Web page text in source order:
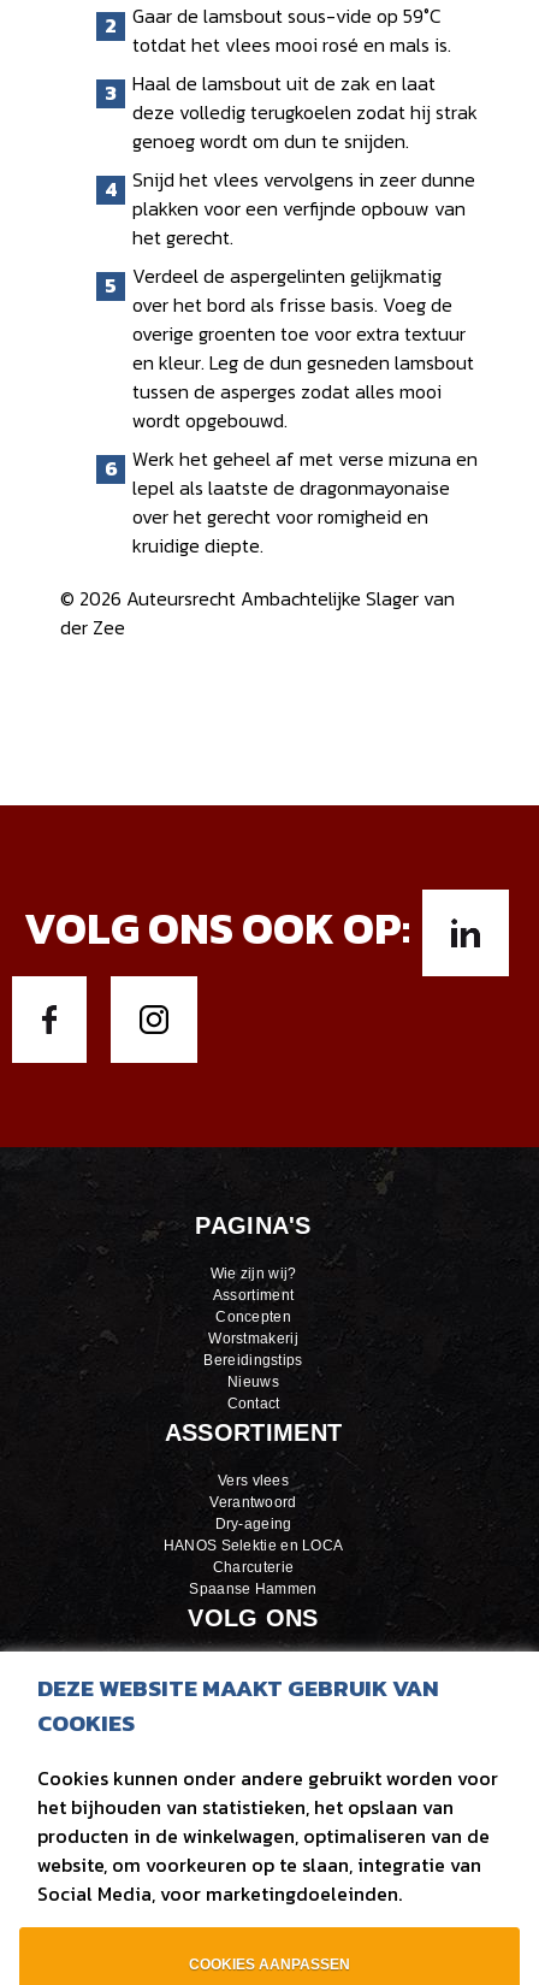
Gaar de lamsbout sous-vide op 59°C
totdat het vlees mooi rosé en mals is.
Haal de lamsbout uit de zak en laat
deze volledig terugkoelen zodat hij strak
genoeg wordt om dun te snijden.
Snijd het vlees vervolgens in zeer dunne
plakken voor een verfijnde opbouw van
het gerecht.
Verdeel de aspergelinten gelijkmatig
over het bord als frisse basis. Voeg de
overige groenten toe voor extra textuur
en kleur. Leg de dun gesneden lamsbout
tussen de asperges zodat alles mooi
wordt opgebouwd.
Werk het geheel af met verse mizuna en
lepel als laatste de dragonmayonaise
over het gerecht voor romigheid en
kruidige diepte.
© 2026 Auteursrecht Ambachtelijke Slager van
der Zee
VOLG ONS OOK OP:
PAGINA'S
Wie zijn wij?
Assortiment
Concepten
Worstmakerij
Bereidingstips
Nieuws
Contact
ASSORTIMENT
Vers vlees
Verantwoord
Dry-ageing
HANOS Selektie en LOCA
Charcuterie
Spaanse Hammen
VOLG ONS
OVER ONS
Over Van der Zee
Van der Zee door de jaren heen
Vacatures
DEZE WEBSITE MAAKT GEBRUIK VAN
COOKIES
Cookies kunnen onder andere gebruikt worden voor
het bijhouden van statistieken, het opslaan van
producten in de winkelwagen, optimaliseren van de
website, om voorkeuren op te slaan, integratie van
Social Media, voor marketingdoeleinden.
COOKIES AANPASSEN